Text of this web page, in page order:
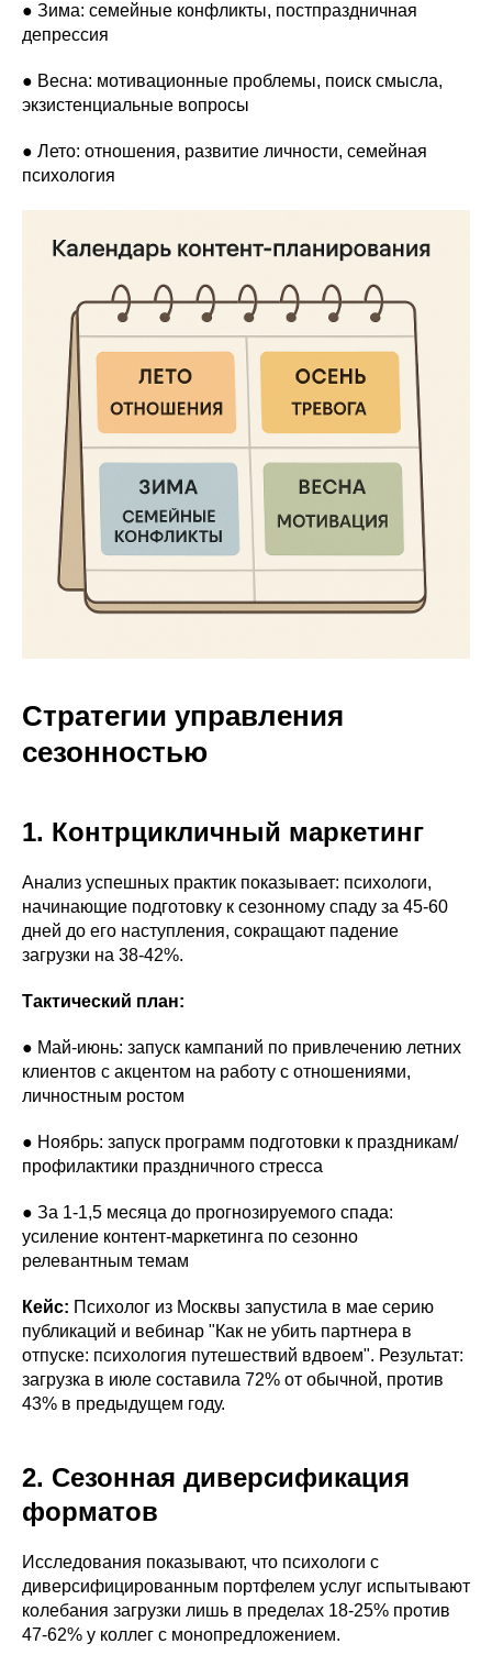
● Зима: семейные конфликты, постпраздничная
депрессия
● Весна: мотивационные проблемы, поиск смысла,
экзистенциальные вопросы
● Лето: отношения, развитие личности, семейная
психология
Стратегии управления
сезонностью
1. Контрцикличный маркетинг
Анализ успешных практик показывает: психологи,
начинающие подготовку к сезонному спаду за 45-60
дней до его наступления, сокращают падение
загрузки на 38-42%.
Тактический план:
● Май-июнь: запуск кампаний по привлечению летних
клиентов с акцентом на работу с отношениями,
личностным ростом
● Ноябрь: запуск программ подготовки к праздникам/
профилактики праздничного стресса
● За 1-1,5 месяца до прогнозируемого спада:
усиление контент-маркетинга по сезонно
релевантным темам
Кейс: Психолог из Москвы запустила в мае серию
публикаций и вебинар "Как не убить партнера в
отпуске: психология путешествий вдвоем". Результат:
загрузка в июле составила 72% от обычной, против
43% в предыдущем году.
2. Сезонная диверсификация
форматов
Исследования показывают, что психологи с
диверсифицированным портфелем услуг испытывают
колебания загрузки лишь в пределах 18-25% против
47-62% у коллег с монопредложением.